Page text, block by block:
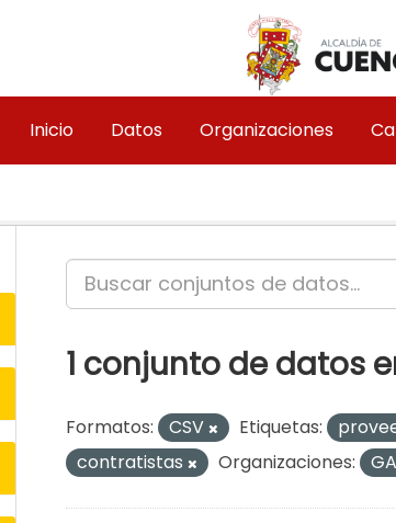
Inicio Datos Organizaciones
1 conjunto de datos
Formatos: CSV Etiquetas:
contratistas
Organizaciones: